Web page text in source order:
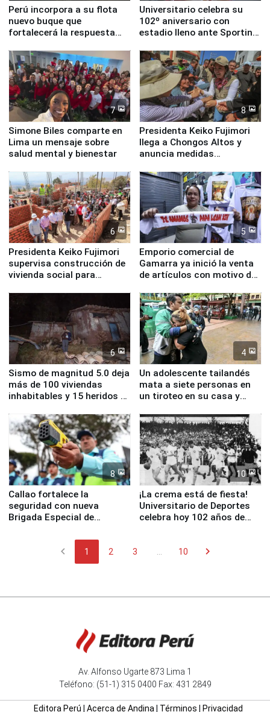
Perú incorpora a su flota
nuevo buque que
fortalecerá la respuesta
Universitario celebra su
102º aniversario con
estadio lleno ante Sporting
7
Simone Biles comparte en
Lima un mensaje sobre
salud mental y bienestar
8
Presidenta Keiko Fujimori
llega a Chongos Altos y
anuncia medidas
educación, salud y empleo
6
Presidenta Keiko Fujimori
supervisa construcción de
vivienda social para
5
Emporio comercial de
Gamarra ya inició la venta
de artículos con motivo de
6
Sismo de magnitud 5.0 deja
más de 100 viviendas
inhabitables y 15 heridos en
4
Un adolescente tailandés
mata a siete personas en
un tiroteo en su casa y
8
Callao fortalece la
seguridad con nueva
Brigada Especial de
equipamiento para
10
¡La crema está de fiesta!
Universitario de Deportes
celebra hoy 102 años de
chevron_left 1 2 3 10 chevron_right
Av. Alfonso Ugarte 873 Lima 1
Teléfono: (51-1) 315 0400 Fax: 431 2849
Editora Perú Acerca de Andina| Términos Privacidad